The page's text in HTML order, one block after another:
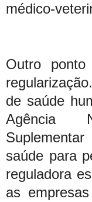
médico-
Outro
de saúde
Agência
saúde para
reguladora
as